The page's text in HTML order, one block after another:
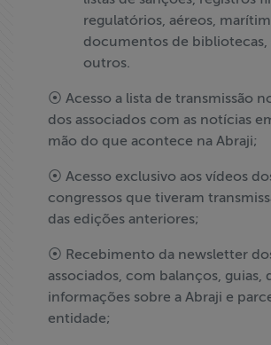
regulatórios, aéreos,
documentos de bibliotecas,
outros.
⦿ Acesso a lista de transmissão
dos associados com as notícias
mão do que acontece na Abraji;
⦿ Acesso exclusivo aos vídeos
congressos que tiveram
das edições anteriores;
⦿ Recebimento da newsletter
associados, com balanços, guias,
informações sobre a Abraji e
entidade;